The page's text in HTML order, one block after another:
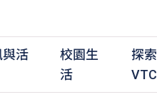
與活
校園生
活
探索
VTC